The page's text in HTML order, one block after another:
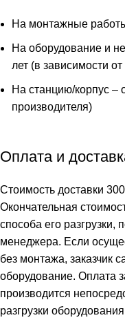
На монтажные
На оборудование и
лет (в зависимости
На станцию/корпус –
производителя)
Оплата и
Стоимость доставки
Окончательная
способа его разгрузки,
менеджера. Если
без монтажа, заказчик
оборудование. Оплата
производится
разгрузки